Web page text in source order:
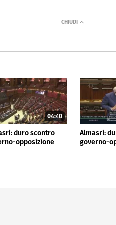
04:40
duro scontro
opposizione
Almasri:
governo-